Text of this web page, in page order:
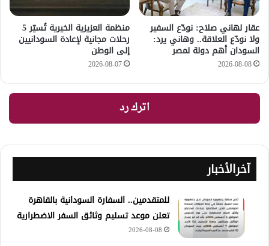
عقار لهاني صلاح: نودّع السفير
ولا نودّع العلاقة.. وهاني يرد:
السودان أهم دولة لمصر
2026-08-08
منظمة العزيزية الخيرية تُسيّر 5
رحلات مجانية لإعادة السودانيين
إلى الوطن
2026-08-07
اترك رد
آخرالأخبار
للمتقدمين.. السفارة السودانية بالقاهرة
تعلن موعد تسليم وثائق السفر الاضطرارية
2026-08-08